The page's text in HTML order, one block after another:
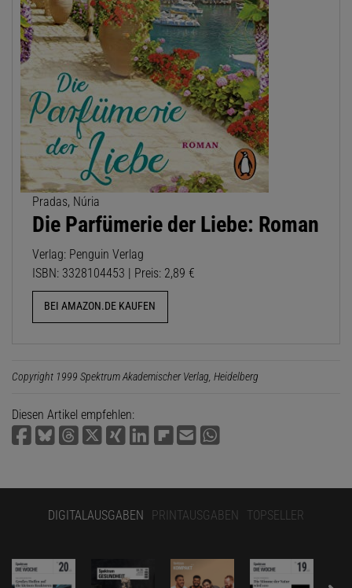
Pradas, Núria
Die Parfümerie der Liebe: Roman
Verlag: Penguin Verlag
ISBN: 3328104453 | Preis: 2,89 €
BEI AMAZON.DE KAUFEN
Copyright 1999 Spektrum Akademischer Verlag, Heidelberg
Diesen Artikel empfehlen:
DIGITALAUSGABEN PRINTAUSGABEN TOPSELLER